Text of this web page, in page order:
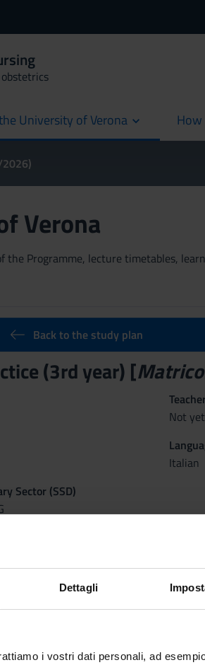
Dettagli
i vostri dati personali, ad
University of Verona
Verona
the Programme, lecture timetables,
Back to the study plan
(3rd year) [
Not
Italian
Sector (SSD)